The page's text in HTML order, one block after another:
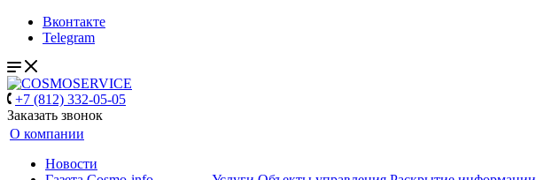
Вконтакте
Telegram
+7 (812) 332-05-05
Заказать звонок
О компании
Новости